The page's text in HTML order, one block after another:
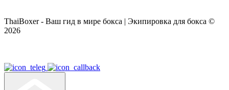
ThaiBoxer - Ваш гид в мире бокса | Экипировка для бокса ©
2026